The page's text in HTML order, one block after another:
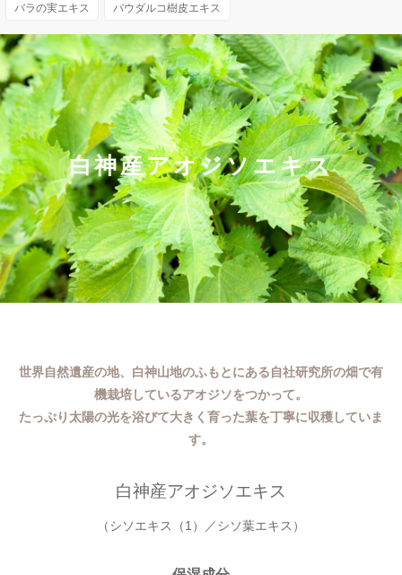
バラの実エキス パウダルコ樹皮エキス
白神産アオジソエキス
世界自然遺産の地、白神山地のふもとにある自社研究所の畑で有
機栽培しているアオジソをつかって。
たっぷり太陽の光を浴びて大きく育った葉を丁寧に収穫していま
す。
白神産アオジソエキス
（シソエキス（1）／シソ葉エキス）